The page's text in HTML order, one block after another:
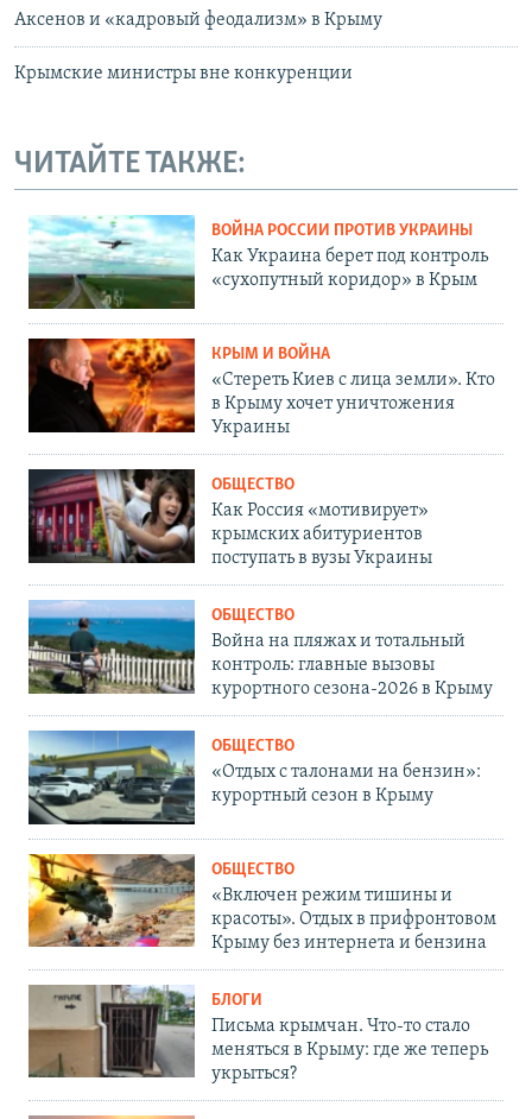
Аксенов и «кадровый феодализм» в Крыму
Крымские министры вне конкуренции
ЧИТАЙТЕ ТАКЖЕ:
ВОЙНА РОССИИ ПРОТИВ УКРАИНЫ
Как Украина берет под контроль
«сухопутный коридор» в Крым
КРЫМ И ВОЙНА
«Стереть Киев с лица земли». Кто
в Крыму хочет уничтожения
Украины
ОБЩЕСТВО
Как Россия «мотивирует»
крымских абитуриентов
поступать в вузы Украины
ОБЩЕСТВО
Война на пляжах и тотальный
контроль: главные вызовы
курортного сезона-2026 в Крыму
ОБЩЕСТВО
«Отдых с талонами на бензин»:
курортный сезон в Крыму
ОБЩЕСТВО
«Включен режим тишины и
красоты». Отдых в прифронтовом
Крыму без интернета и бензина
БЛОГИ
Письма крымчан. Что-то стало
меняться в Крыму: где же теперь
укрыться?